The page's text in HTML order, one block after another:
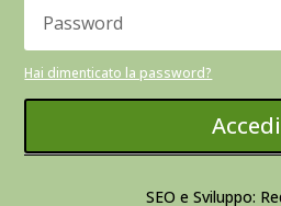
Hai dimenticato la password?
Accedi
SEO e Sviluppo: